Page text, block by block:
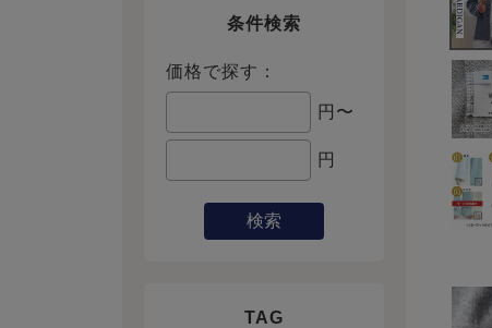
条件検索
価格で探す：
円〜
円
検索
TAG